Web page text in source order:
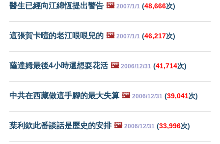
醫生已經向江綿恆提出警告 🖼️ 2007/1/1 (48,666次)
這張賀卡噎的老江哏哏兒的 🖼️ 2007/1/1 (46,217次)
薩達姆最後4小時還想耍花活 🖼️ 2006/12/31 (41,714次)
中共在西藏做這手腳的最大失算 🖼️ 2006/12/31 (39,041次)
葉利欽此番談話是歷史的安排 🖼️ 2006/12/31 (33,996次)